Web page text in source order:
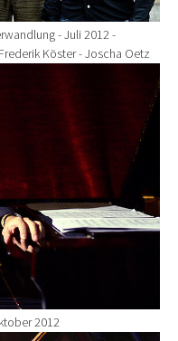
- Juli 2012 -
Köster - Joscha Oetz
2012